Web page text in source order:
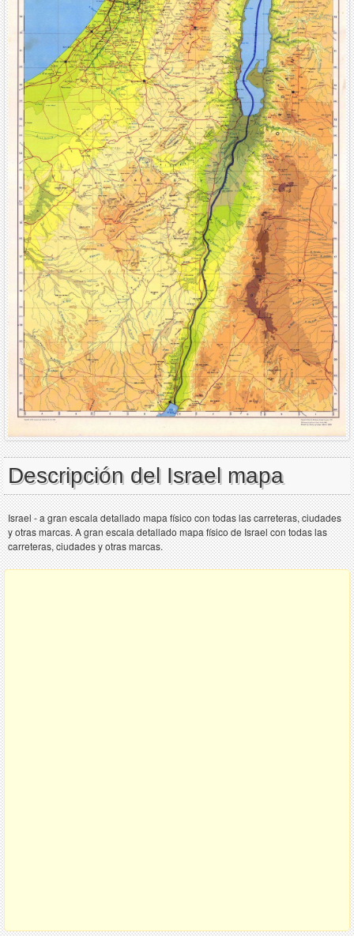
Descripción del Israel mapa
Israel - a gran escala detallado mapa físico con todas las carreteras, ciudades
y otras marcas. A gran escala detallado mapa físico de Israel con todas las
carreteras, ciudades y otras marcas.